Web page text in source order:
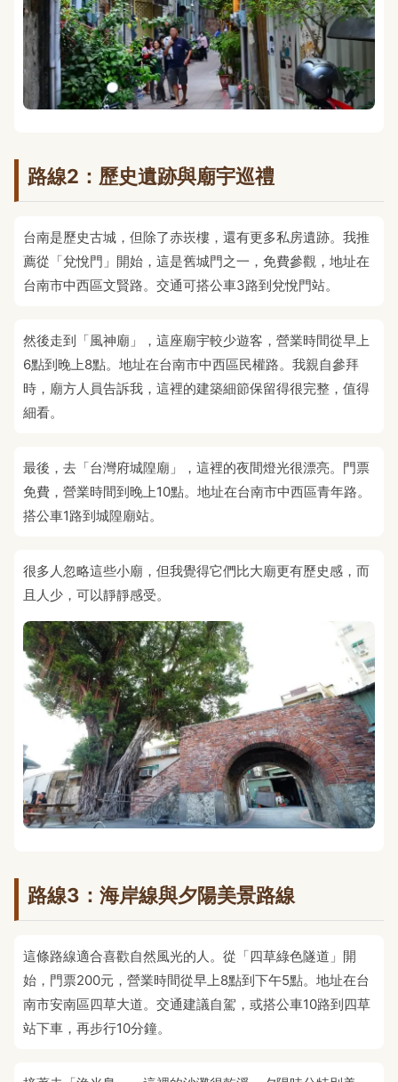
路線2：歷史遺跡與廟宇巡禮
台南是歷史古城，但除了赤崁樓，還有更多私房遺跡。我推
薦從「兌悅門」開始，這是舊城門之一，免費參觀，地址在
台南市中西區文賢路。交通可搭公車3路到兌悅門站。
然後走到「風神廟」，這座廟宇較少遊客，營業時間從早上
6點到晚上8點。地址在台南市中西區民權路。我親自參拜
時，廟方人員告訴我，這裡的建築細節保留得很完整，值得
細看。
最後，去「台灣府城隍廟」，這裡的夜間燈光很漂亮。門票
免費，營業時間到晚上10點。地址在台南市中西區青年路。
搭公車1路到城隍廟站。
很多人忽略這些小廟，但我覺得它們比大廟更有歷史感，而
且人少，可以靜靜感受。
路線3：海岸線與夕陽美景路線
這條路線適合喜歡自然風光的人。從「四草綠色隧道」開
始，門票200元，營業時間從早上8點到下午5點。地址在台
南市安南區四草大道。交通建議自駕，或搭公車10路到四草
站下車，再步行10分鐘。